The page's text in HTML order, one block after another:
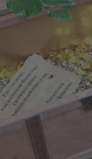
die Gruppen
über Ihren